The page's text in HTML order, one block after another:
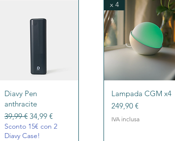
Vista rapida
Diavy Pen
anthracite
Prezzo regolare
39,99 € Prezzo scontato
34,99 €
Sconto 15€ con 2
Diavy Case!
Vista rapida
x 4
Lampada CGM x4
Prezzo
249,90 €
IVA inclusa